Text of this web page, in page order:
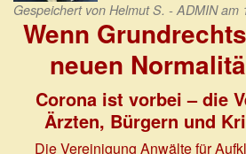
Gespeichert von Helmut S. - ADMINam
Wenn
neuen
Corona ist vorbei – die
Ärzten, Bürgern und
Die Vereinigung Anwälte für